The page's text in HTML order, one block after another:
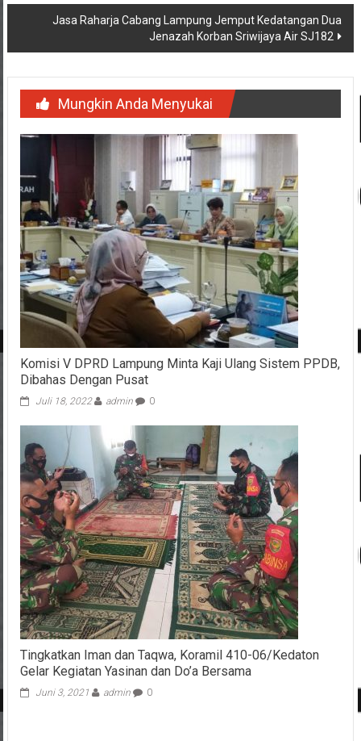
Jasa Raharja Cabang Lampung Jemput Kedatangan Dua
Jenazah Korban Sriwijaya Air SJ182
Mungkin Anda Menyukai
Komisi V DPRD Lampung Minta Kaji Ulang Sistem PPDB,
Dibahas Dengan Pusat
Juli 18, 2022 admin 0
Tingkatkan Iman dan Taqwa, Koramil 410-06/Kedaton
Gelar Kegiatan Yasinan dan Do’a Bersama
Juni 3, 2021 admin 0